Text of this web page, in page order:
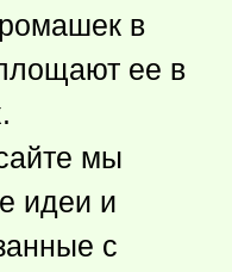
в
ее в
мы
идеи и
с